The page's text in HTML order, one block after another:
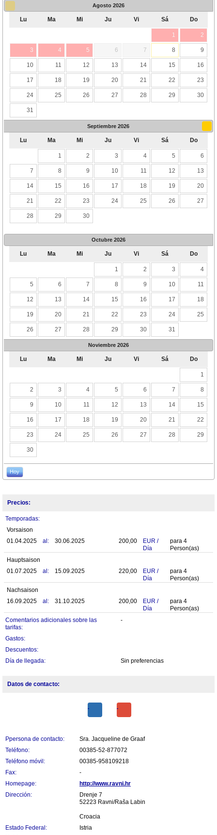
Agosto 2026
Lu Ma Mi Ju Vi Sá Do
1 2
3 4 5 6 7 8 9
10 11 12 13 14 15 16
17 18 19 20 21 22 23
24 25 26 27 28 29 30
31
Septiembre 2026
Lu Ma Mi Ju Vi Sá Do
1 2 3 4 5 6
7 8 9 10 11 12 13
14 15 16 17 18 19 20
21 22 23 24 25 26 27
28 29 30
Octubre 2026
Lu Ma Mi Ju Vi Sá Do
1 2 3 4
5 6 7 8 9 10 11
12 13 14 15 16 17 18
19 20 21 22 23 24 25
26 27 28 29 30 31
Noviembre 2026
Lu Ma Mi Ju Vi Sá Do
1
2 3 4 5 6 7 8
9 10 11 12 13 14 15
16 17 18 19 20 21 22
23 24 25 26 27 28 29
30
Hoy
Precios:
Temporadas:
Vorsaison
01.04.2025
al: 30.06.2025 200,00 EUR /
Día
para 4
Person(as)
Hauptsaison
01.07.2025
al: 15.09.2025 220,00 EUR /
Día
para 4
Person(as)
Nachsaison
16.09.2025
al: 31.10.2025 200,00 EUR /
Día
para 4
Person(as)
Comentarios adicionales sobre las
tarifas:
-
Gastos:
Descuentos:
Día de llegada:
Sin preferencias
Datos de contacto:
Ppersona de contacto:
Sra. Jacqueline de Graaf
Teléfono:
00385-52-877072
Teléfono móvil:
00385-958109218
Fax:
-
Homepage:
http://www.ravni.hr
Dirección:
Drenje 7
52223 Ravni/Raša Labin
Croacia
Estado Federal:
Istria